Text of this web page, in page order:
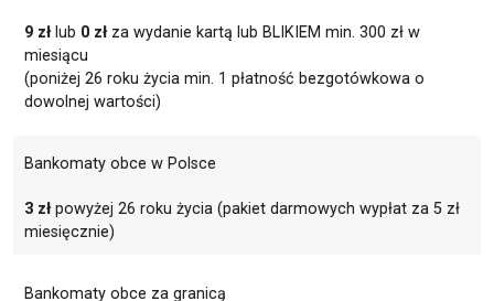
9 złlub 0 złza wydanie kartą lub BLIKIEM min. 300 zł w
miesiącu
(poniżej 26 roku życia min. 1 płatność bezgotówkowa o
dowolnej wartości)
Bankomaty obce w Polsce
3 złpowyżej 26 roku życia (pakiet darmowych wypłat za 5 zł
miesięcznie)
Bankomaty obce za granicą